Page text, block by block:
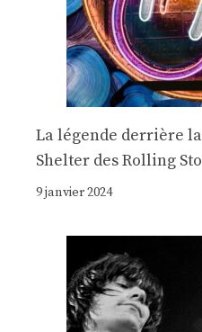
La légende derrière
Shelter des Rolling
9 janvier 2024